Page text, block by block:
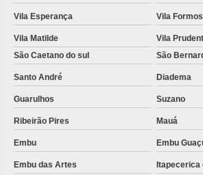
VALOR AVENTAL DESCARTÁVEL SMS
VALOR AVENTAL TNT
VALOR KIT ODONTOLÓGICO
VENDA DE KITS CIRÚRGICOS PRONTOS
VESTIMENTAS DESCARTÁVEIS
Vila Esperança Vila
Vila Matilde
Vila
São Caetano do sul
São
Santo André Diadema
Guarulhos Suzano
Ribeirão Pires Mauá
Embu Embu
Embu das Artes Itapecerica